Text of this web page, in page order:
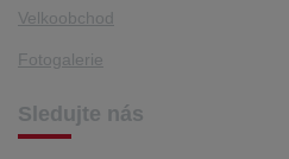
Velkoobchod
Fotogalerie
Sledujte nás